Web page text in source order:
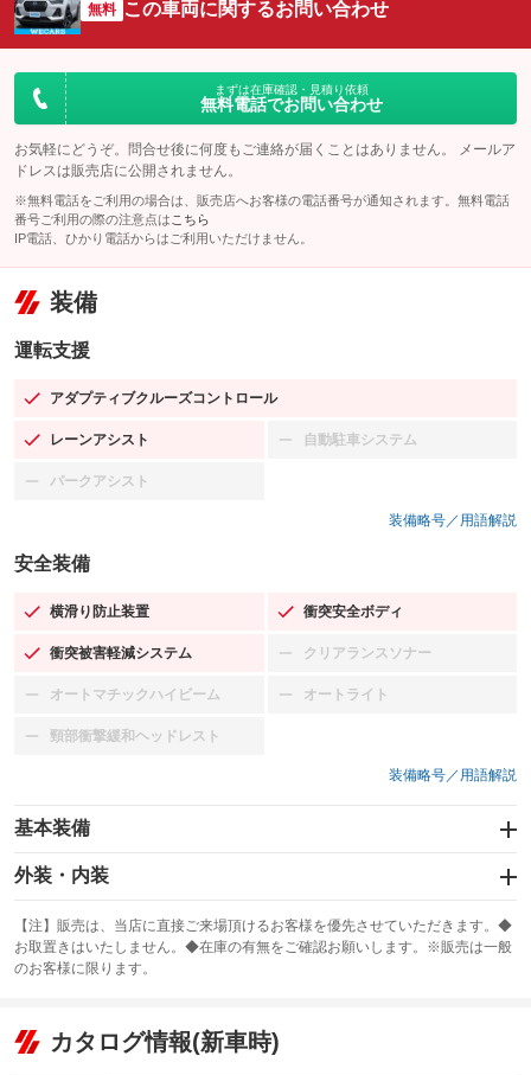
無料 この車両に関するお問い合わせ
まずは在庫確認・見積り依頼
無料電話でお問い合わせ
お気軽にどうぞ。問合せ後に何度もご連絡が届くことはありません。 メールア
ドレスは販売店に公開されません。
※無料電話をご利用の場合は、販売店へお客様の電話番号が通知されます。無料電話
番号ご利用の際の注意点は こちら
IP電話、ひかり電話からはご利用いただけません。
装備
運転支援
アダプティブクルーズコントロール
：装備あり
レーンアシスト
：装備あり 自動駐車システム
：装備なし
パークアシスト
：装備なし
装備略号／用語解説
安全装備
横滑り防止装置
：装備あり 衝突安全ボディ
：装備あり
衝突被害軽減システム
：装備あり クリアランスソナー
：装備なし
オートマチックハイビーム
：装備なし オートライト
：装備なし
頸部衝撃緩和ヘッドレスト
：装備なし
装備略号／用語解説
基本装備
エアバッグ：運転席/助手席/サイド
：装備あり
：装備なし
サンルーフ
：装備なし ABS
リフトアップ
：装備なし
外装・内装
カーナビ
：装備なし
TV：フルセグ
：装備あり
ビジュアル
：装備なし
【注】販売は、当店に直接ご来場頂けるお客様を優先させていただきます。◆
お取置きはいたしません。◆在庫の有無をご確認お願いします。※販売は一般
のお客様に限ります。
カタログ情報(新車時)